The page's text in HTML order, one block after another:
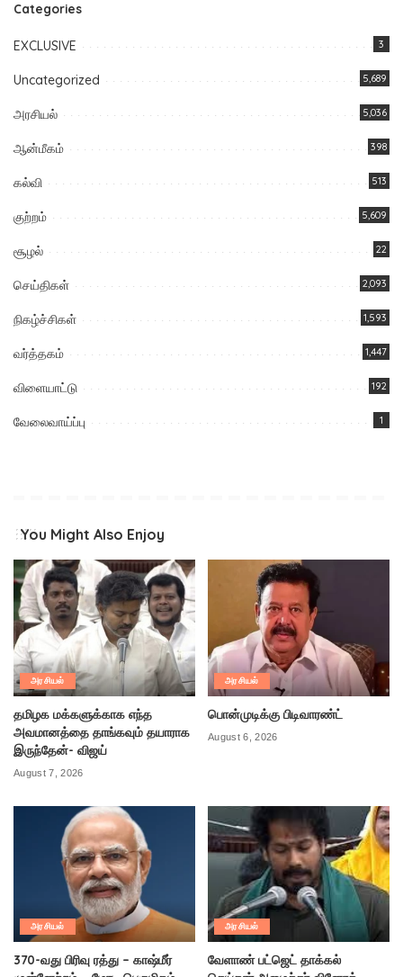
Categories
EXCLUSIVE 3
Uncategorized 5,689
அரசியல் 5,036
ஆன்மீகம் 398
கல்வி 513
குற்றம் 5,609
சூழல் 22
செய்திகள் 2,093
நிகழ்ச்சிகள் 1,593
வர்த்தகம் 1,447
விளையாட்டு 192
வேலைவாய்ப்பு 1
You Might Also Enjoy
அரசியல்
தமிழக மக்களுக்காக எந்த
அவமானத்தை தாங்கவும் தயாராக
இருந்தேன்- விஜய்
August 7, 2026
அரசியல்
பொன்முடிக்கு பிடிவாரண்ட்
August 6, 2026
அரசியல்
370-வது பிரிவு ரத்து – காஷ்மீர்
அரசியல்
வேளாண் பட்ஜெட் தாக்கல்